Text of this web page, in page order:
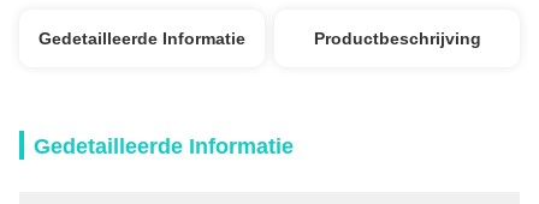
Gedetailleerde Informatie Productbeschrijving
Gedetailleerde Informatie